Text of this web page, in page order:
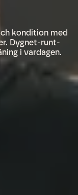
kondition med
Dygnet-runt-
i vardagen.